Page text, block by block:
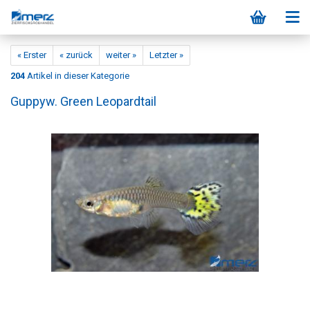
« Erster « zurück weiter »
Letzter »
204 Artikel in dieser Kategorie
Guppyw. Green Leopardtail